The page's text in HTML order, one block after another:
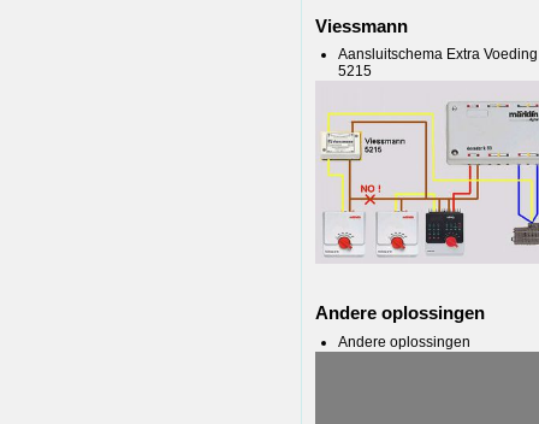
Viessmann
Aansluitschema Extra
5215
Andere oplossingen
Andere oplossingen